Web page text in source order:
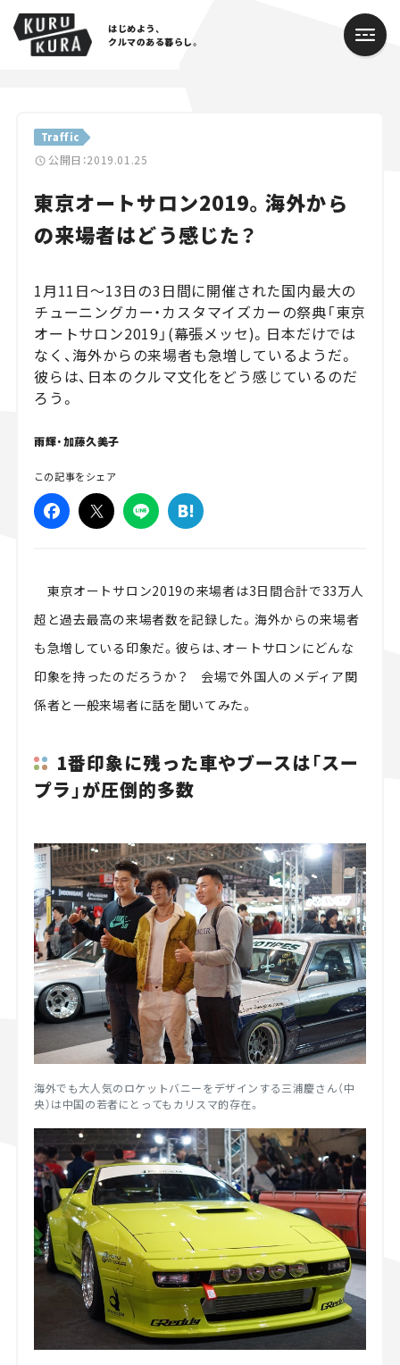
はじめよう、
クルマのある暮らし。
Traffic
公開日：2019.01.25
東京オートサロン2019。海外から
の来場者はどう感じた？
1月11日～13日の3日間に開催された国内最大の
チューニングカー・カスタマイズカーの祭典「東京
オートサロン2019」(幕張メッセ)。日本だけでは
なく、海外からの来場者も急増しているようだ。
彼らは、日本のクルマ文化をどう感じているのだ
ろう。
雨輝・加藤久美子
この記事をシェア
東京オートサロン2019の来場者は3日間合計で33万人
超と過去最高の来場者数を記録した。海外からの来場者
も急増している印象だ。彼らは、オートサロンにどんな
印象を持ったのだろうか？ 会場で外国人のメディア関
係者と一般来場者に話を聞いてみた。
1番印象に残った車やブースは「スー
プラ」が圧倒的多数
海外でも大人気のロケットバニーをデザインする三浦慶さん（中
央）は中国の若者にとってもカリスマ的存在。
Cars
Lifestyle
Traffic
Special
Series
Campaign
人気のハッシュタグ
マツダ｜Mazda